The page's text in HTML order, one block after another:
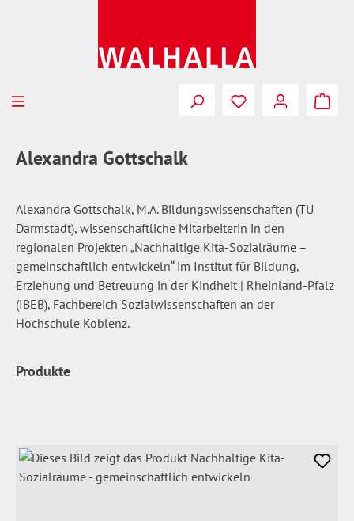
Du hast 0
Alexandra Gottschalk
Alexandra Gottschalk, M.A. Bildungswissenschaften (TU
Darmstadt), wissenschaftliche Mitarbeiterin in den
regionalen Projekten „Nachhaltige Kita-Sozialräume –
gemeinschaftlich entwickeln“ im Institut für Bildung,
Erziehung und Betreuung in der Kindheit | Rheinland-Pfalz
(IBEB), Fachbereich Sozialwissenschaften an der
Hochschule Koblenz.
Produkte